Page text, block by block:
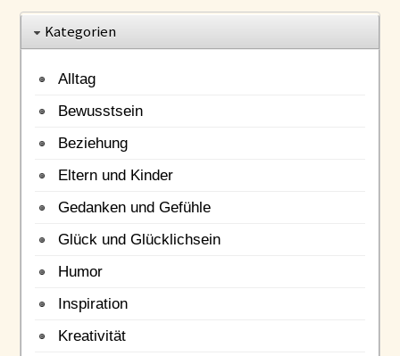
Kategorien
Alltag
Bewusstsein
Beziehung
Eltern und Kinder
Gedanken und Gefühle
Glück und Glücklichsein
Humor
Inspiration
Kreativität